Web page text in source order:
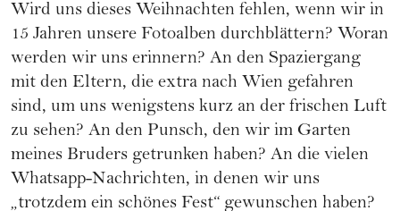
Wird uns dieses Weihnachten fehlen, wenn wir in
15 Jahren unsere Fotoalben durchblättern? Woran
werden wir uns erinnern? An den Spaziergang
mit den Eltern, die extra nach Wien gefahren
sind, um uns wenigstens kurz an der frischen Luft
zu sehen? An den Punsch, den wir im Garten
meines Bruders getrunken haben? An die vielen
Whatsapp-Nachrichten, in denen wir uns
„trotzdem ein schönes Fest“ gewunschen haben?